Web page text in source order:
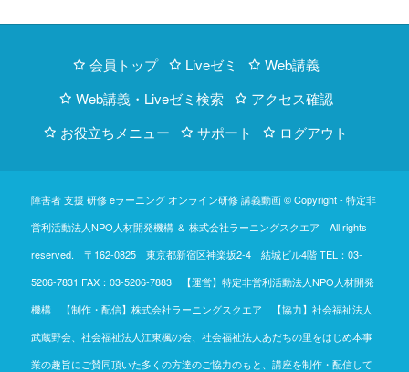
会員トップ Liveゼミ
Web講義
Web講義・Liveゼミ検索
アクセス確認
お役立ちメニュー
サポート ログアウト
障害者 支援 研修 eラーニング オンライン研修 講義動画 © Copyright - 特定非
営利活動法人NPO人材開発機構＆ 株式会社ラーニングスクエア All rights
reserved. 〒162-0825 東京都新宿区神楽坂2-4 結城ビル4階TEL：03-
5206-7831 FAX：03-5206-7883 【運営】特定非営利活動法人NPO人材開発
機構 【制作・配信】株式会社ラーニングスクエア 【協力】社会福祉法人
武蔵野会、社会福祉法人江東楓の会、社会福祉法人あだちの里をはじめ本事
業の趣旨にご賛同頂いた多くの方達のご協力のもと、講座を制作・配信して